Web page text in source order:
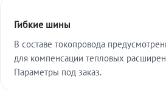
Гибкие шины
В составе токопровода
для компенсации тепловых
Параметры под заказ.